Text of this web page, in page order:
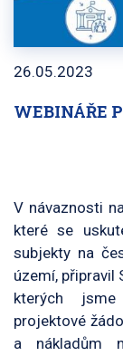
WEBINÁŘE
26.05.2023
V návaznosti
které se
subjekty na
území, připravil
kterých
projektové
a nákladům